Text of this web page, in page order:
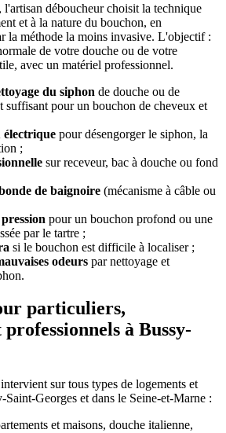
déboucheur choisit la technique
et à la nature du bouchon, en
la méthode la moins invasive. L'objectif :
de votre douche ou de votre
avec un matériel professionnel.
du siphon de douche ou de
suffisant pour un bouchon de cheveux et
électrique pour désengorger le siphon, la
;
sur receveur, bac à douche ou fond
de baignoire (mécanisme à câble ou
pour un bouchon profond ou une
par le tartre ;
si le bouchon est difficile à localiser ;
odeurs par nettoyage et
particuliers,
à Bussy-
sur tous types de logements et
Saint-Georges et dans le Seine-et-Marne :
et maisons, douche italienne,